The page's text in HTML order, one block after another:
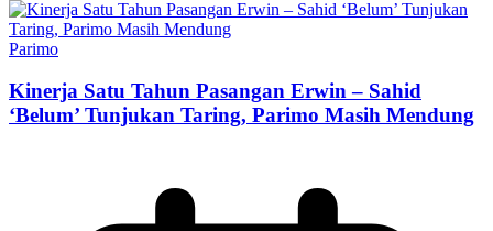
Parimo
Kinerja Satu Tahun Pasangan Erwin – Sahid
‘Belum’ Tunjukan Taring, Parimo Masih Mendung